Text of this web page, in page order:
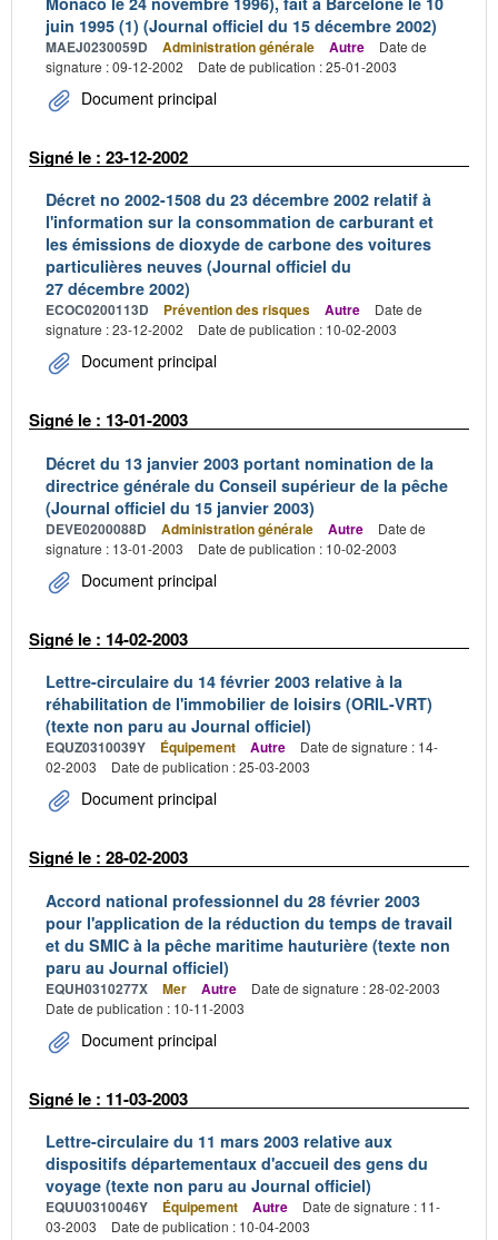
juin 1995 (1) (Journal officiel du 15 décembre 2002)
MAEJ0230059D Administration générale Autre
Date de
signature : 09-12-2002
Date de publication : 25-01-2003
Document principal
Signé le : 23-12-2002
Décret no 2002-1508 du 23 décembre 2002 relatif à
l'information sur la consommation de carburant et
les émissions de dioxyde de carbone des voitures
particulières neuves (Journal officiel du
27 décembre 2002)
ECOC0200113D Prévention des risques Autre
Date de
signature : 23-12-2002
Date de publication : 10-02-2003
Document principal
Signé le : 13-01-2003
Décret du 13 janvier 2003 portant nomination de la
directrice générale du Conseil supérieur de la pêche
(Journal officiel du 15 janvier 2003)
DEVE0200088D Administration générale Autre
Date de
signature : 13-01-2003
Date de publication : 10-02-2003
Document principal
Signé le : 14-02-2003
Lettre-circulaire du 14 février 2003 relative à la
réhabilitation de l'immobilier de loisirs (ORIL-VRT)
(texte non paru au Journal officiel)
EQUZ0310039Y Équipement Autre
Date de signature : 14-
02-2003
Date de publication : 25-03-2003
Document principal
Signé le : 28-02-2003
Accord national professionnel du 28 février 2003
pour l'application de la réduction du temps de travail
et du SMIC à la pêche maritime hauturière (texte non
paru au Journal officiel)
EQUH0310277X Mer Autre
Date de signature : 28-02-2003
Date de publication : 10-11-2003
Document principal
Signé le : 11-03-2003
Lettre-circulaire du 11 mars 2003 relative aux
dispositifs départementaux d'accueil des gens du
voyage (texte non paru au Journal officiel)
EQUU0310046Y Équipement Autre
Date de signature : 11-
03-2003
Date de publication : 10-04-2003